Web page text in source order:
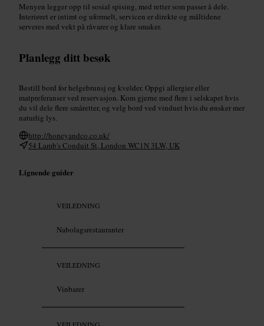
Menyen legger opp til sosial spising, med retter som passer å dele.
Interiøret er intimt og uformelt, servicen er direkte og måltidene
serveres med vekt på råvarer og klare smaker.
Planlegg ditt besøk
Bestill bord for helgebrunsj og kvelder. Oppgi allergier eller
matpreferanser ved reservasjon. Kom gjerne med flere i selskapet hvis
du vil dele flere småretter, og velg bord ved vinduet hvis du ønsker mer
naturlig lys.
http://honeyandco.co.uk/
54 Lamb's Conduit St, London WC1N 3LW, UK
Lignende guider
VEILEDNING
Nabolagsrestauranter
VEILEDNING
Vinbarer